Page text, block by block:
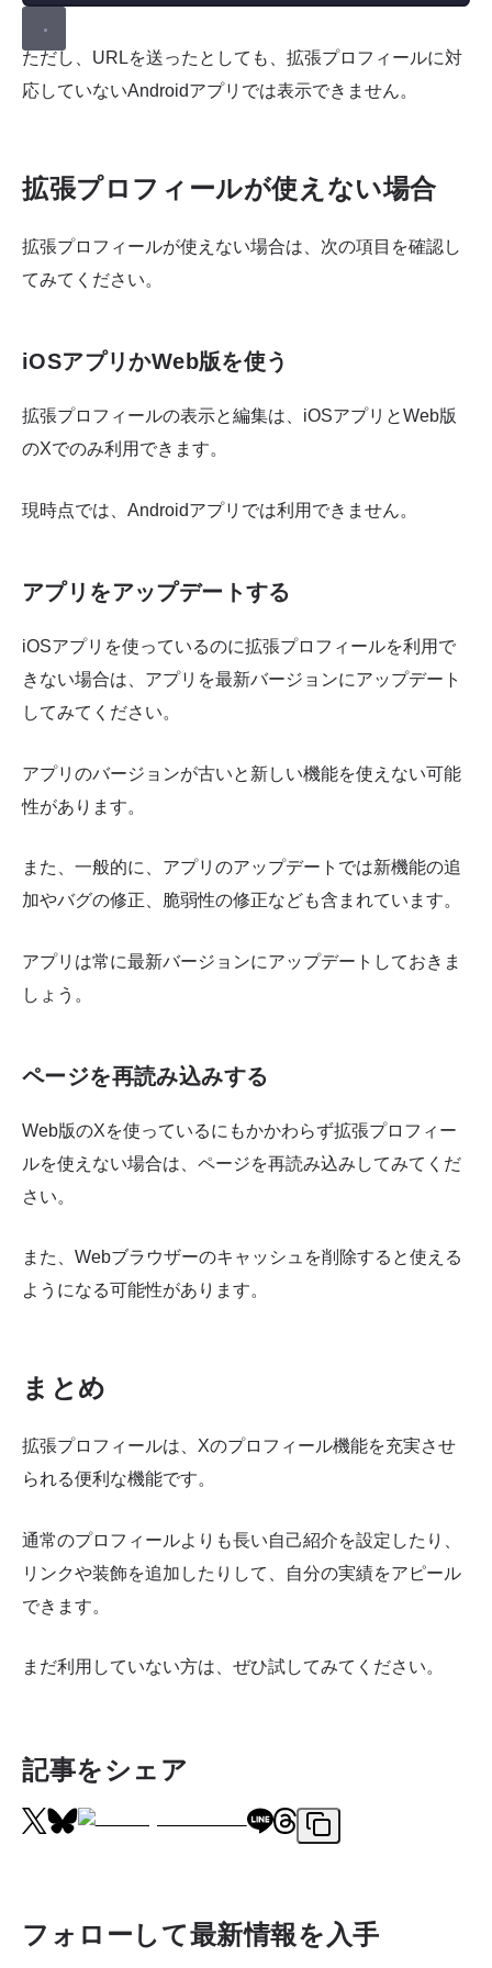
ただし、URLを送ったとしても、拡張プロフィールに対
応していないAndroidアプリでは表示できません。
拡張プロフィールが使えない場合
拡張プロフィールが使えない場合は、次の項目を確認し
てみてください。
iOSアプリかWeb版を使う
拡張プロフィールの表示と編集は、iOSアプリとWeb版
のXでのみ利用できます。
現時点では、Androidアプリでは利用できません。
アプリをアップデートする
iOSアプリを使っているのに拡張プロフィールを利用で
きない場合は、アプリを最新バージョンにアップデート
してみてください。
アプリのバージョンが古いと新しい機能を使えない可能
性があります。
また、一般的に、アプリのアップデートでは新機能の追
加やバグの修正、脆弱性の修正なども含まれています。
アプリは常に最新バージョンにアップデートしておきま
しょう。
ページを再読み込みする
Web版のXを使っているにもかかわらず拡張プロフィー
ルを使えない場合は、ページを再読み込みしてみてくだ
さい。
また、Webブラウザーのキャッシュを削除すると使える
ようになる可能性があります。
まとめ
拡張プロフィールは、Xのプロフィール機能を充実させ
られる便利な機能です。
通常のプロフィールよりも長い自己紹介を設定したり、
リンクや装飾を追加したりして、自分の実績をアピール
できます。
まだ利用していない方は、ぜひ試してみてください。
記事をシェア
フォローして最新情報を入手